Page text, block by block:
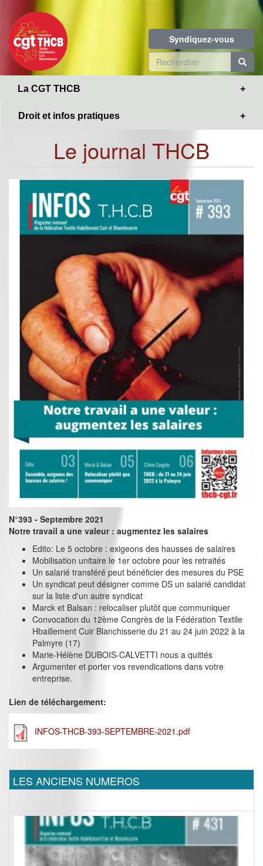
contenu
principal
Syndiquez-vous
Formulaire
de
La CGT THCB
Droit et infos pratiques
Le journal THCB
N°393 - Septembre 2021
Notre travail a une valeur : augmentez les salaires
Edito: Le 5 octobre : exigeons des hausses de salaires
Mobilisation unitaire le 1er octobre pour les retraités
Un salarié transféré peut bénéficier des mesures du PSE
Un syndicat peut désigner comme DS un salarié candidat
sur la liste d'un autre syndicat
Marck et Balsan : relocaliser plutôt que communiquer
Convocation du 12ème Congrès de la Fédération Textile
Hbaillement Cuir Blanchisserie du 21 au 24 juin 2022 à la
Palmyre (17)
Marie-Hélène DUBOIS-CALVETTI nous a quittés
Argumenter et porter vos revendications dans votre
entreprise.
Lien de téléchargement:
INFOS-THCB-393-SEPTEMBRE-2021.pdf
LES ANCIENS NUMEROS